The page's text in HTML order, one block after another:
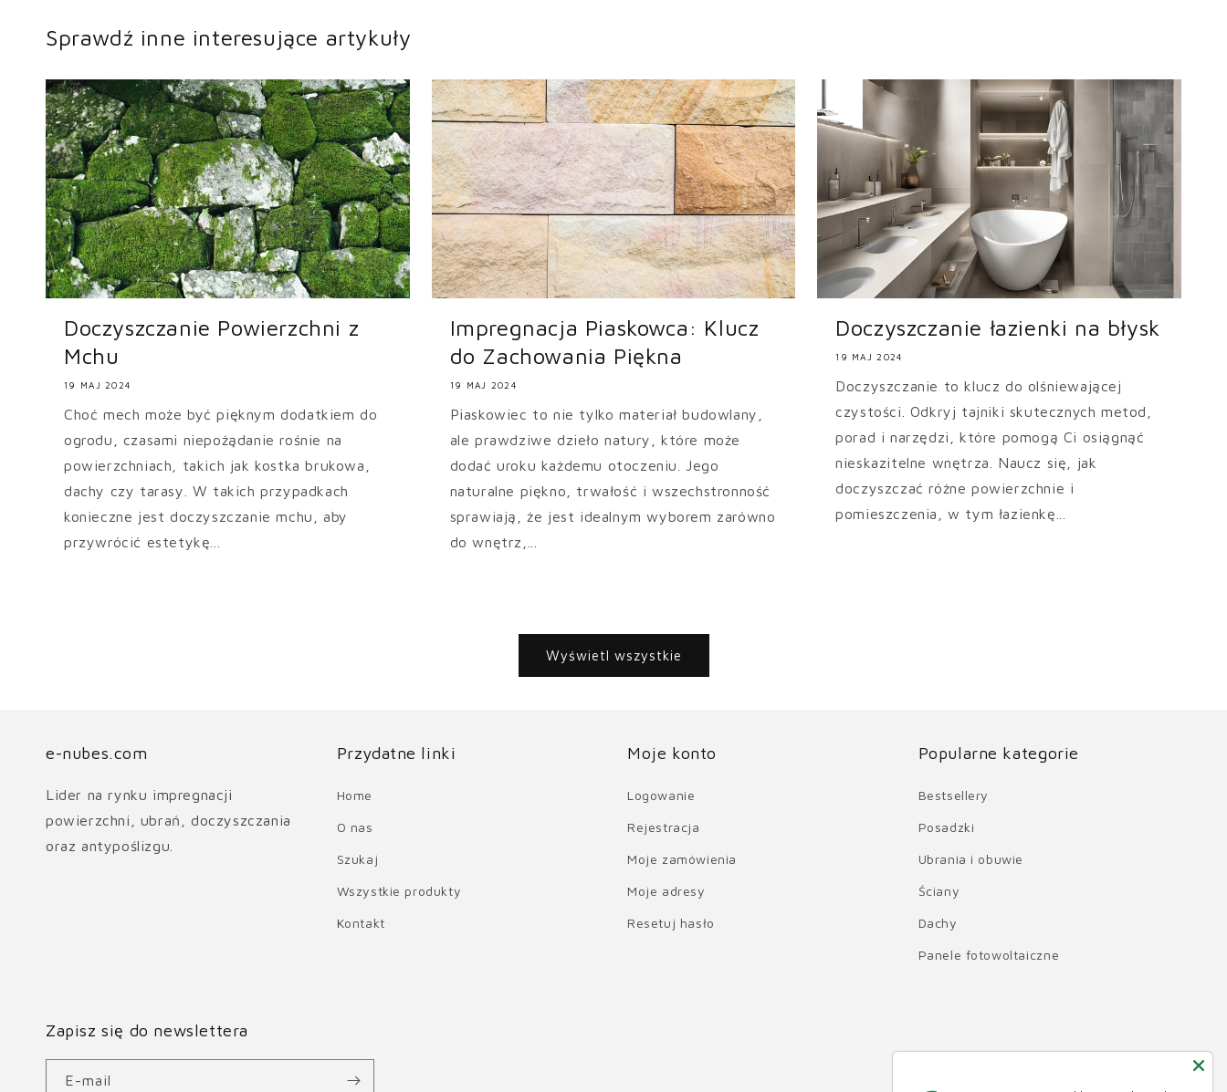
Sprawdź inne interesujące artykuły
Doczyszczanie Powierzchni z
Mchu
19 MAJ 2024
Choć mech może być pięknym dodatkiem do
ogrodu, czasami niepożądanie rośnie na
powierzchniach, takich jak kostka brukowa,
dachy czy tarasy. W takich przypadkach
konieczne jest doczyszczanie mchu, aby
przywrócić estetykę...
Impregnacja Piaskowca: Klucz
do Zachowania Piękna
19 MAJ 2024
Piaskowiec to nie tylko materiał budowlany,
ale prawdziwe dzieło natury, które może
dodać uroku każdemu otoczeniu. Jego
naturalne piękno, trwałość i wszechstronność
sprawiają, że jest idealnym wyborem zarówno
do wnętrz,...
Doczyszczanie łazienki na błysk
19 MAJ 2024
Doczyszczanie to klucz do olśniewającej
czystości. Odkryj tajniki skutecznych metod,
porad i narzędzi, które pomogą Ci osiągnąć
nieskazitelne wnętrza. Naucz się, jak
doczyszczać różne powierzchnie i
pomieszczenia, w tym łazienkę...
Wyświetl wszystkie
e-nubes.com
Lider na rynku impregnacji
powierzchni, ubrań, doczyszczania
oraz antypoślizgu.
Przydatne linki
Home
O nas
Szukaj
Wszystkie produkty
Kontakt
Moje konto
Logowanie
Rejestracja
Moje zamówienia
Moje adresy
Resetuj hasło
Popularne kategorie
Bestsellery
Posadzki
Ubrania i obuwie
Ściany
Dachy
Panele fotowoltaiczne
Zapisz się do newslettera
E-mail